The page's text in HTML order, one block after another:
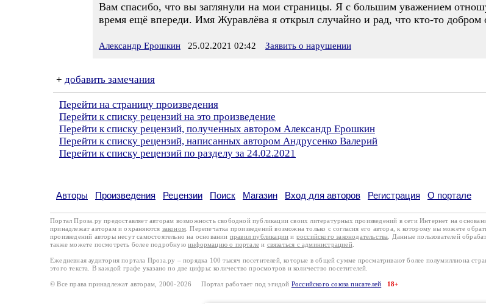
Вам спасибо, что вы заглянули на мои страницы. Я с большим уважением
время ещё впереди. Имя Журавлёва я открыл случайно и рад, что кто-то
Александр Ерошкин 25.02.2021 02:42 Заявить о нарушении
+ добавить замечания
Перейти на страницу произведения
Перейти к списку рецензий на это произведение
Перейти к списку рецензий, полученных автором Александр Ерошкин
Перейти к списку рецензий, написанных автором Андрусенко Валерий
Перейти к списку рецензий по разделу за 24.02.2021
Авторы Произведения Рецензии Поиск Магазин Вход для авторов Регистрация О портале
Портал Проза.ру предоставляет авторам возможность свободной публикации своих литературных произведений в сети Интернет на
принадлежат авторам и охраняются законом . Перепечатка произведений возможна только с согласия его автора, к которому вы можете
произведений авторы несут самостоятельно на основании правил публикации и российского законодательства . Данные пользователей
также можете посмотреть более подробную информацию о портале и связаться с администрацией.
Ежедневная аудитория портала Проза.ру – порядка 100 тысяч посетителей, которые в общей сумме просматривают более полумиллиона
этого текста. В каждой графе указано по две цифры: количество просмотров и количество посетителей.
© Все права принадлежат авторам, 2000-2026 Портал работает под эгидой Российского союза писателей 18+